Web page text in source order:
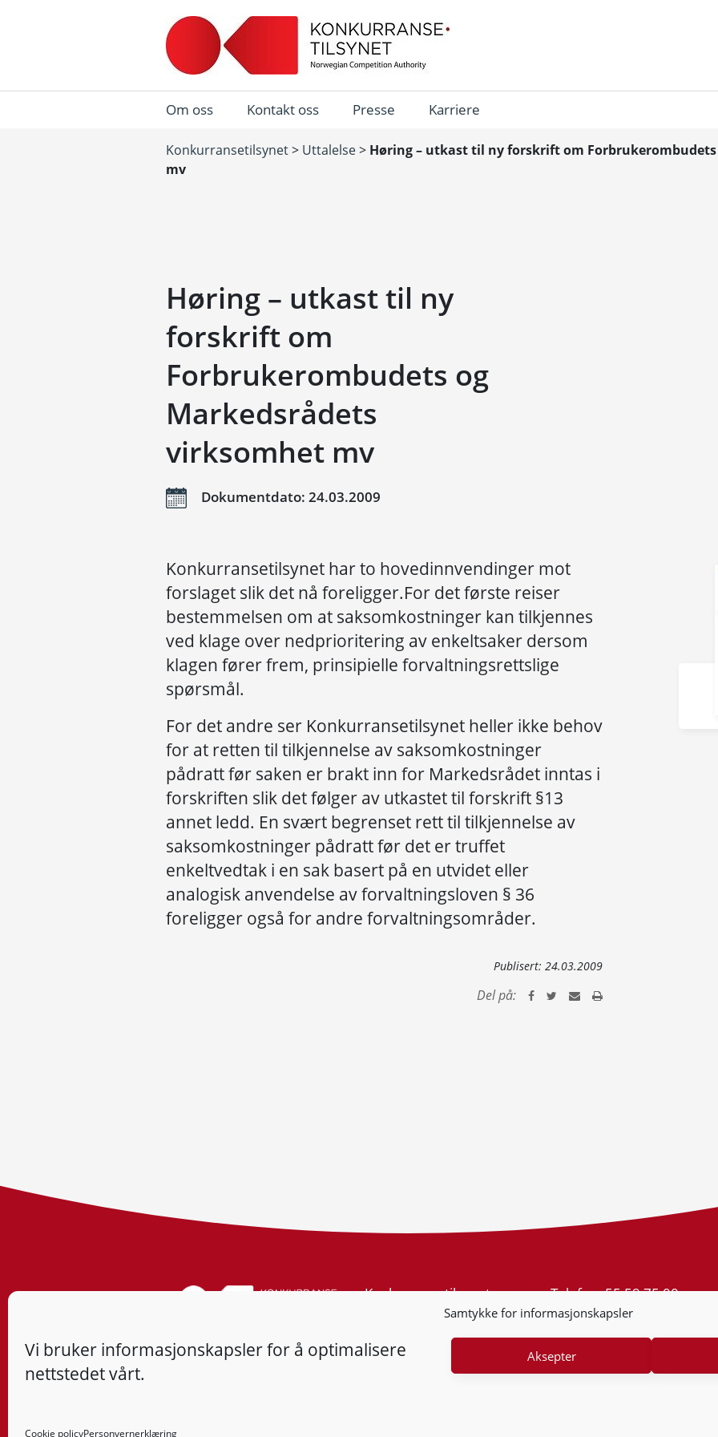
Samtykke for informasjonskapsler
Vi bruker informasjonskapsler for å optimalisere
nettstedet vårt.
Aksepter
Cookie policyPersonvernerklæring
Om oss Kontakt oss Presse Karriere
Konkurransetilsynet> Uttalelse> Høring – utkast til ny forskrift om
mv
Høring – utkast til ny
forskrift om
Forbrukerombudets og
Markedsrådets
virksomhet mv
Dokumentdato: 24.03.2009
Konkurransetilsynet har to hovedinnvendinger mot
forslaget slik det nå foreligger.For det første reiser
bestemmelsen om at saksomkostninger kan tilkjennes
ved klage over nedprioritering av enkeltsaker dersom
klagen fører frem, prinsipielle forvaltningsrettslige
spørsmål.
For det andre ser Konkurransetilsynet heller ikke behov
for at retten til tilkjennelse av saksomkostninger
pådratt før saken er brakt inn for Markedsrådet inntas i
forskriften slik det følger av utkastet til forskrift §13
annet ledd. En svært begrenset rett til tilkjennelse av
saksomkostninger pådratt før det er truffet
enkeltvedtak i en sak basert på en utvidet eller
analogisk anvendelse av forvaltningsloven § 36
foreligger også for andre forvaltningsområder.
Publisert: 24.03.2009
Del på:
Konkurransetilsynet
Postboks 439 Sentrum
Org.nr: 974 761 246
Telefon:55 59 75 00
E-post:post@kt.no
Nyhetsvarsel >>